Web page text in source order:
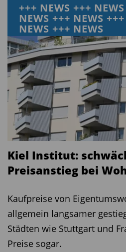
+++ NEWS +++
NEWS +++ NEWS
NEWS +++ NEWS
Kiel Institut:
Preisanstieg bei
Kaufpreise von
allgemein langsamer
Städten wie Stuttgart und
Preise sogar.